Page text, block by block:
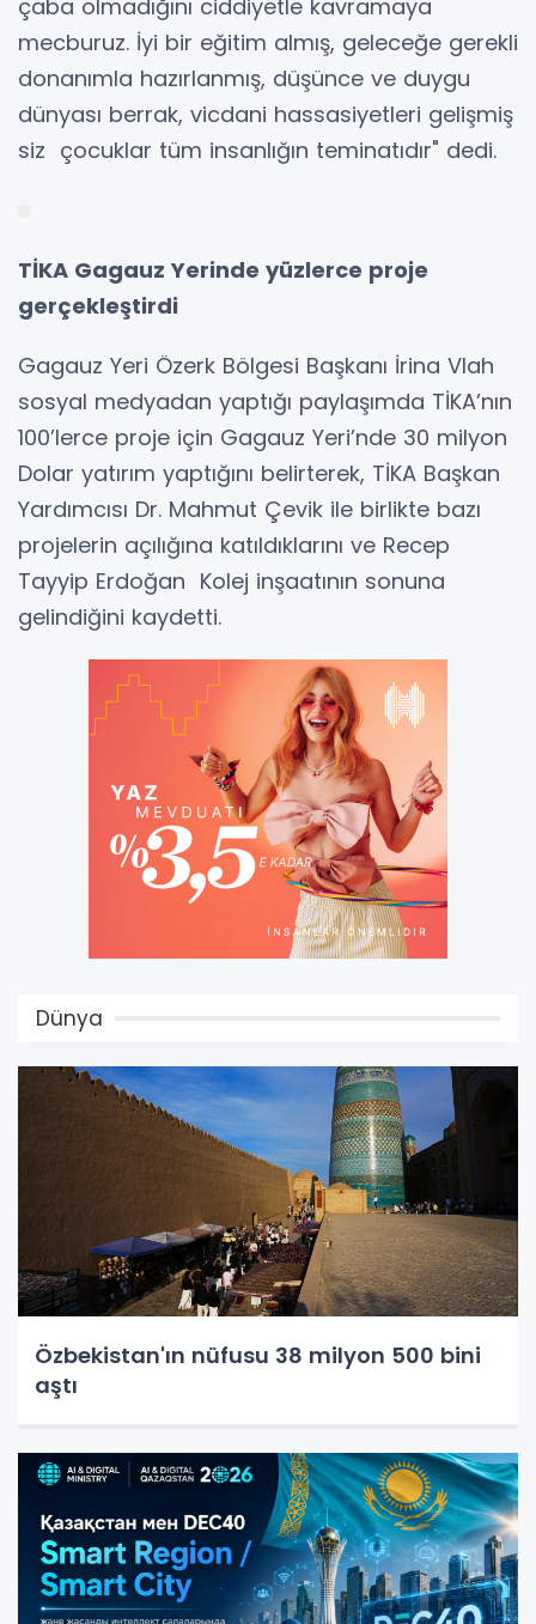
çaba olmadığını ciddiyetle kavramaya
mecburuz. İyi bir eğitim almış, geleceğe gerekli
donanımla hazırlanmış, düşünce ve duygu
dünyası berrak, vicdani hassasiyetleri gelişmiş
siz çocuklar tüm insanlığın teminatıdır" dedi.
TİKA Gagauz Yerinde yüzlerce proje
gerçekleştirdi
Gagauz Yeri Özerk Bölgesi Başkanı İrina Vlah
sosyal medyadan yaptığı paylaşımda TİKA’nın
100’lerce proje için Gagauz Yeri’nde 30 milyon
Dolar yatırım yaptığını belirterek, TİKA Başkan
Yardımcısı Dr. Mahmut Çevik ile birlikte bazı
projelerin açılığına katıldıklarını ve Recep
Tayyip Erdoğan Kolej inşaatının sonuna
gelindiğini kaydetti.
Dünya
Özbekistan'ın nüfusu 38 milyon 500 bini
aştı